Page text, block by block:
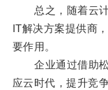
总之，随着云计
IT解决方案提供商
要作用。
企业通过借助松
应云时代，提升竞